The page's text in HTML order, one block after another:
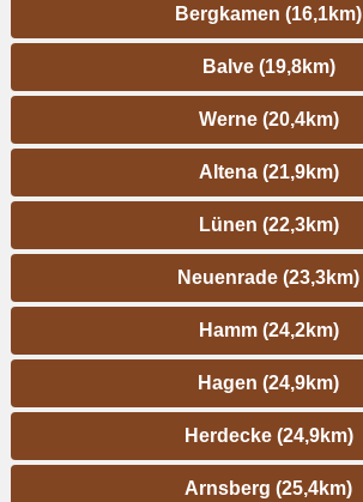
Bergkamen (16,1km)
Balve (19,8km)
Werne (20,4km)
Altena (21,9km)
Lünen (22,3km)
Neuenrade (23,3km)
Hamm (24,2km)
Hagen (24,9km)
Herdecke (24,9km)
Arnsberg (25,4km)